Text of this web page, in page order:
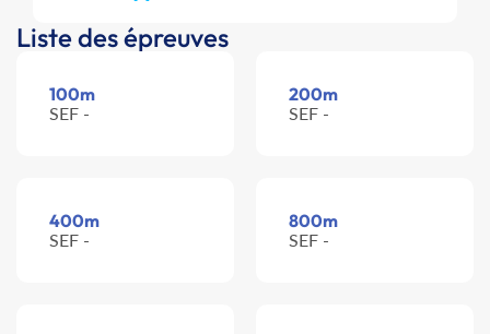
Liste des épreuves
100m
SEF -
200m
SEF -
400m
SEF -
800m
SEF -